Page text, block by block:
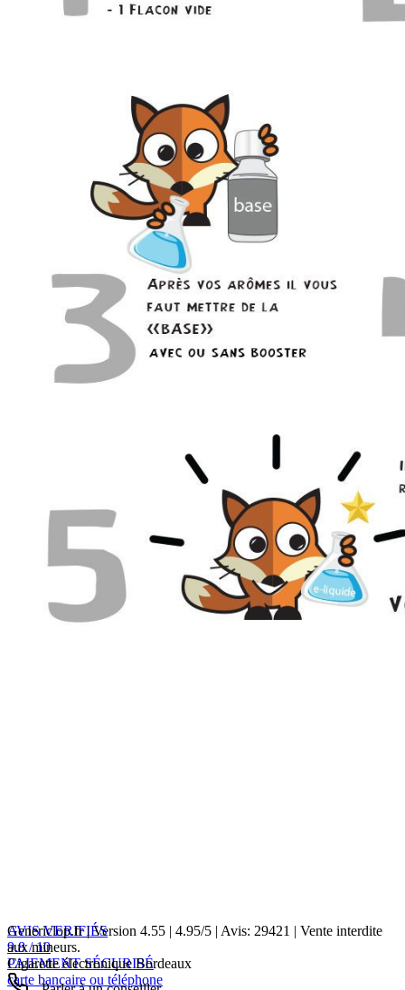
AVIS VERIFIÉS
9.8 / 10
PAIEMENT SÉCURISÉ
carte bancaire ou téléphone
Genericlop.fr|Version 4.55 | 4.95/5 | Avis: 29421 | Vente interdite
aux mineurs.
Cigarette électronique Bordeaux